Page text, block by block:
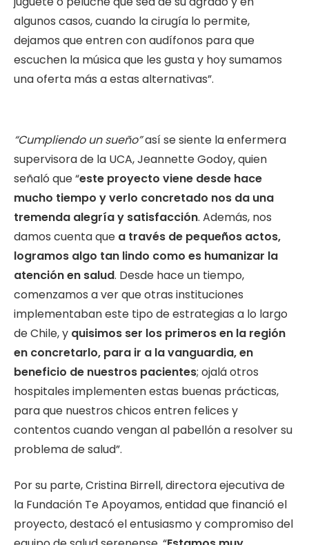
algunos casos, cuando la cirugía lo permite,
dejamos que entren con audífonos para que
escuchen la música que les gusta y hoy sumamos
una oferta más a estas alternativas”.
“Cumpliendo un sueño”así se siente la enfermera
supervisora de la UCA, Jeannette Godoy, quien
señaló que “este proyecto viene desde hace
mucho tiempo y verlo concretado nos da una
tremenda alegría y satisfacción. Además, nos
damos cuenta que a través de pequeños actos,
logramos algo tan lindo como es humanizar la
atención en salud. Desde hace un tiempo,
comenzamos a ver que otras instituciones
implementaban este tipo de estrategias a lo largo
de Chile, y quisimos ser los primeros en la región
en concretarlo, para ir a la vanguardia, en
beneficio de nuestros pacientes; ojalá otros
hospitales implementen estas buenas prácticas,
para que nuestros chicos entren felices y
contentos cuando vengan al pabellón a resolver su
problema de salud”.
Por su parte, Cristina Birrell, directora ejecutiva de
la Fundación Te Apoyamos, entidad que financió el
proyecto, destacó el entusiasmo y compromiso del